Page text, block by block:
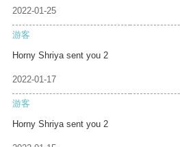
2022-01-25
游客
Horny Shriya sent you 2
2022-01-17
游客
Horny Shriya sent you 2